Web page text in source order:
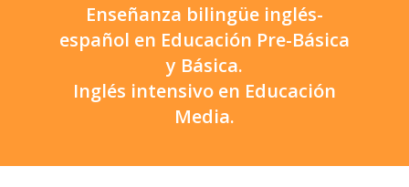
Enseñanza bilingüe inglés-
español en Educación Pre-Básica
y Básica.
Inglés intensivo en Educación
Media.